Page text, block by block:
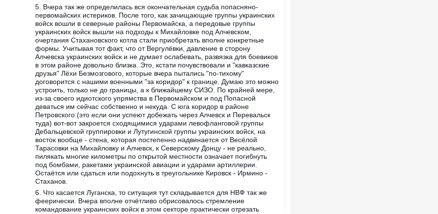
5. Вчера так же определилась вся окончательная судьба попасняно-
первомайских истериков. После того, как зачищающие группы украинских
войск вошли в северные районы Первомайска, а передовые группы
украинских войск вышли на подходы к Михайловке под Алчевском,
очертания Стахановского котла стали приобретать вполне конкретные
формы. Учитывая тот факт, что от Вергулёвки, давление в сторону
Алчевска украинских войск и не думает ослабевать, развязка для боевиков
в этом районе довольно близка. Это, кстати почувствовали и "кавказские
друзья" Лёхи Безмозгового, которые вчера пытались "по-тихому"
договорится с нашими военными "за коридор" к границе. Думаю это можно
устроить, только не до границы, а к ближайшему СИЗО. По крайней мере,
из-за своего идиотского упрямства в Первомайском и под Попасной
деваться им сейчас собственно и некуда. С юга коридор в районе
Петровского (это если они успеют добежать через Алчевск и Перевальск
туда) вот-вот закроется сходящимися ударами левофланговой группы
Дебальцевской группировки и Лутугинской группы украинских войск, на
восток вообще - стена, которая постепенно надвинается от Весёлой
Тарасовки на Михайловку и Алчевск, к Северскому Донцу - не реально,
пилякать многие километры по открытой местности означает погибнуть
под бомбами, ракетами украинской авиации и ударами артиллерии.
Остаётся или сдаться или подохнуть в треугольнике Кировск - Ирмино -
Стаханов.
6. Что касается Луганска, то ситуация тут складывается для НВФ так же
феерически. Вчера вполне отчётливо обрисовалось стремление
командование украинских войск в этом секторе практически отрезать